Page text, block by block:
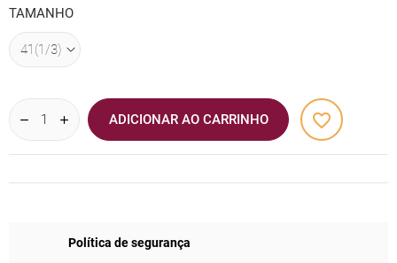
TAMANHO
ADICIONAR AO CARRINHO favorite_border
Política de segurança